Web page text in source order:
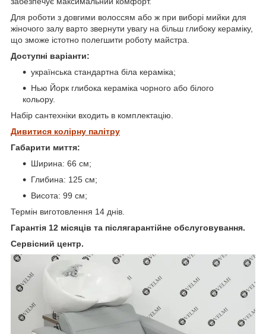
Для роботи з довгими волоссям або ж при виборі мийки для
жіночого залу варто звернути увагу на більш глибоку кераміку,
що зможе істотно полегшити роботу майстра.
Доступні варіанти:
українська стандартна біла кераміка;
Нью Йорк глибока кераміка чорного або білого
кольору.
Набір сантехніки входить в комплектацію.
Дивитися колірну палітру
Габарити миття:
Ширина: 66 см;
Глибина: 125 см;
Висота: 99 см;
Термін виготовлення 14 днів.
Гарантія 12 місяців та післягарантійне обслуговування.
Сервісний центр.